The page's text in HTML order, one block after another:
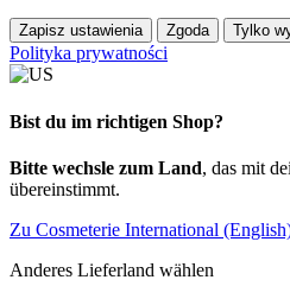
Zapisz ustawienia Zgoda Tylko
Polityka prywatności
Bist du im richtigen Shop?
Bitte wechsle zum Land, das mit
übereinstimmt.
Zu Cosmeterie International
Anderes Lieferland wählen